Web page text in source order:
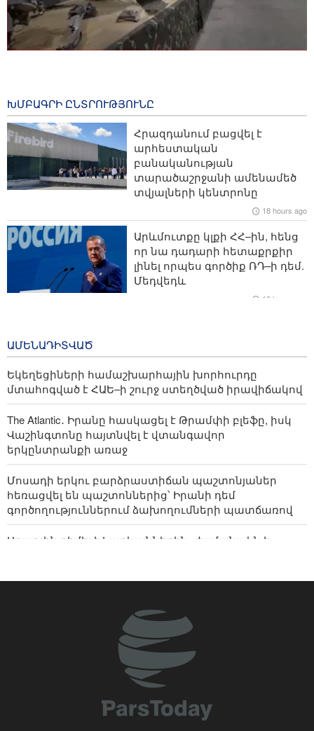
42 minutes ago
Պարսից ծոցում ԱՄՆ-ի ռազմակայանները նույնպես
չեն երաշխավորում արաբական երկրների
անվտանգությունը
The Washington Post․ Իրանի հետ պատերազմի արժեքը
յուրաքանչյուր ամերիկացու համար հասել է հազար
դոլարի
Ամերիկացի հետազոտող․ ԱՄՆ-ի բանակն ի վիճակի
չէ վերաբացել Հորմուզի նեղուցը
ԽՄԲԱԳՐԻ ԸՆՏՐՈՒԹՅՈՒՆԸ
Հրազդանում բացվել է
արհեստական
բանականության
տարածաշրջանի ամենամեծ
տվյալների կենտրոնը
18 hours ago
Արևմուտքը կլքի ՀՀ–ին, հենց
որ նա դադարի հետաքրքիր
լինել որպես գործիք ՌԴ–ի դեմ.
Մեդվեդև
18 hours ago
շարք զբոսաշրջային
կլաստերների զարգացման
համար
2 days ago
ԱՄԵՆԱԴԻՏՎԱԾ
Եկեղեցիների համաշխարհային խորհուրդը
մտահոգված է ՀԱԵ–ի շուրջ ստեղծված իրավիճակով
The Atlantic․ Իրանը հասկացել է Թրամփի բլեֆը, իսկ
Վաշինգտոնը հայտնվել է վտանգավոր
երկընտրանքի առաջ
Մոսադի երկու բարձրաստիճան պաշտոնյաներ
հեռացվել են պաշտոններից՝ Իրանի դեմ
գործողություններում ձախողումների պատճառով
Արաղչին դիմել է հարևաններին․ ժամանակն է
սպորտի և երիտասարդության ոլորտներում
համագործակցության ընդլայնման շուրջ
Մեկնաբանություն- ինչո՞ւ ԱՄՆ-ում սիոնիստական
լոբբին այլևս նախկինի ազդեցությունը չունի
Հայ-իրանական մշակույթն ու խոհանոցը մեկ
տեղում. Սիսիանում կանցկացվի «Նավասարդ»